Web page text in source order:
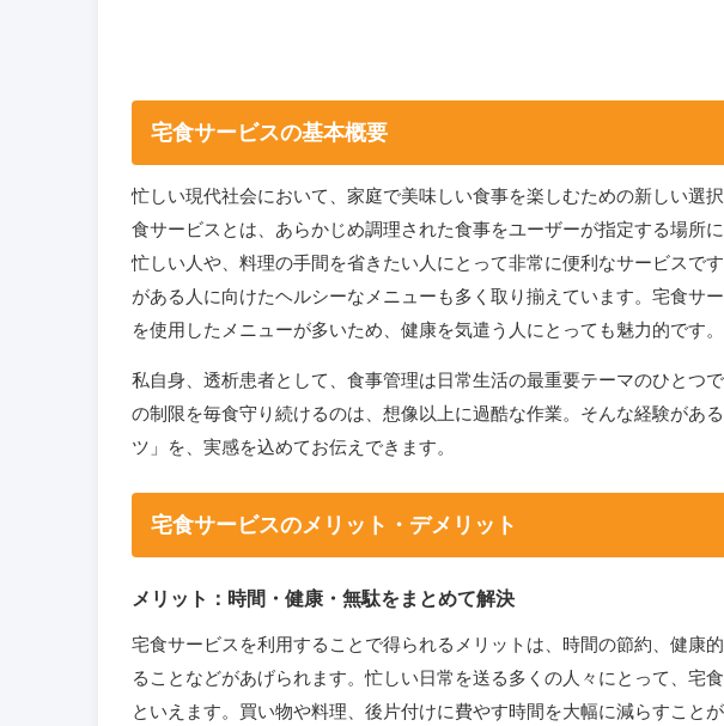
宅食サービスの基本概要
忙しい現代社会において、家庭で美味しい食事を楽しむための新しい選
食サービスとは、あらかじめ調理された食事をユーザーが指定する場所
忙しい人や、料理の手間を省きたい人にとって非常に便利なサービスで
がある人に向けたヘルシーなメニューも多く取り揃えています。宅食サ
を使用したメニューが多いため、健康を気遣う人にとっても魅力的です。
私自身、透析患者として、食事管理は日常生活の最重要テーマのひとつ
の制限を毎食守り続けるのは、想像以上に過酷な作業。そんな経験があ
ツ」を、実感を込めてお伝えできます。
宅食サービスのメリット・デメリット
メリット：時間・健康・無駄をまとめて解決
宅食サービスを利用することで得られるメリットは、時間の節約、健康
ることなどがあげられます。忙しい日常を送る多くの人々にとって、宅
といえます。買い物や料理、後片付けに費やす時間を大幅に減らすこと